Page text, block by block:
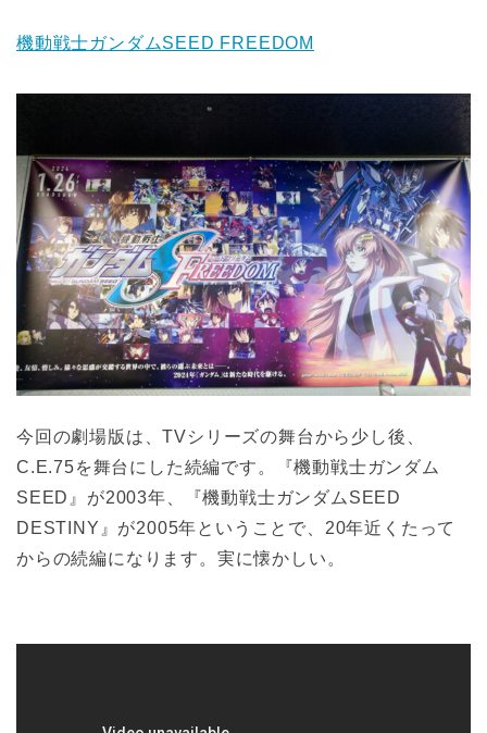
機動戦士ガンダムSEED FREEDOM
今回の劇場版は、TVシリーズの舞台から少し後、
C.E.75を舞台にした続編です。『機動戦士ガンダム
SEED』が2003年、『機動戦士ガンダムSEED
DESTINY』が2005年ということで、20年近くたって
からの続編になります。実に懐かしい。